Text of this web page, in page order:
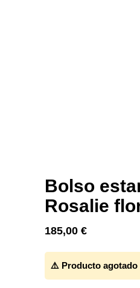
Bolso
Rosalie
185,00 €
⚠️ Producto agotado